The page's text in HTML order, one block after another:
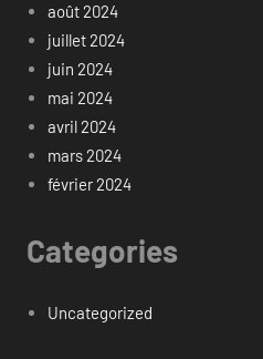
août 2024
juillet 2024
juin 2024
mai 2024
avril 2024
mars 2024
février 2024
Categories
Uncategorized